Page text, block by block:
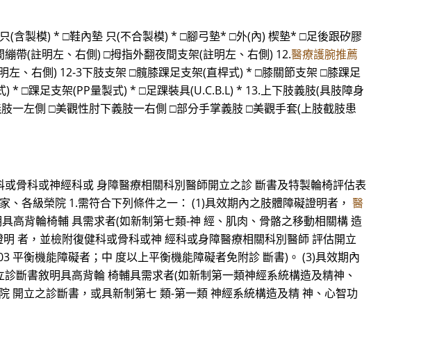
(含製模) * □鞋內墊 只(不合製模) * □腳弓墊* □外(內) 楔墊* □足後跟矽膠
帶(註明左、右側) □拇指外翻夜間支架(註明左、右側) 12.醫療護腕推薦
、右側) 12-3下肢支架 □髖膝踝足支架(直桿式) * □膝關節支架 □膝踝足
* □踝足支架(PP量製式) * □足踝裝具(U.C.B.L) * 13.上下肢義肢(具肢障身
一左側 □美觀性肘下義肢一右側 □部分手掌義肢 □美觀手套(上肢截肢患
骨科或神經科或 身障醫療相關科別醫師開立之診 斷書及特製輪椅評估表
各級榮院 1.需符合下列條件之一： (1)具效期內之肢體障礙證明者， 醫
高背輪椅輔 具需求者(如新制第七類-神 經、肌肉、骨骼之移動相關構 造
者，並檢附復健科或骨科或神 經科或身障醫療相關科別醫師 評估開立
平衡機能障礙者；中 度以上平衡機能障礙者免附診 斷書)。 (3)具效期內
斷書敘明具高背輪 椅輔具需求者(如新制第一類神經系統構造及精神、
開立之診斷書，或具新制第七 類-第一類 神經系統構造及精 神、心智功